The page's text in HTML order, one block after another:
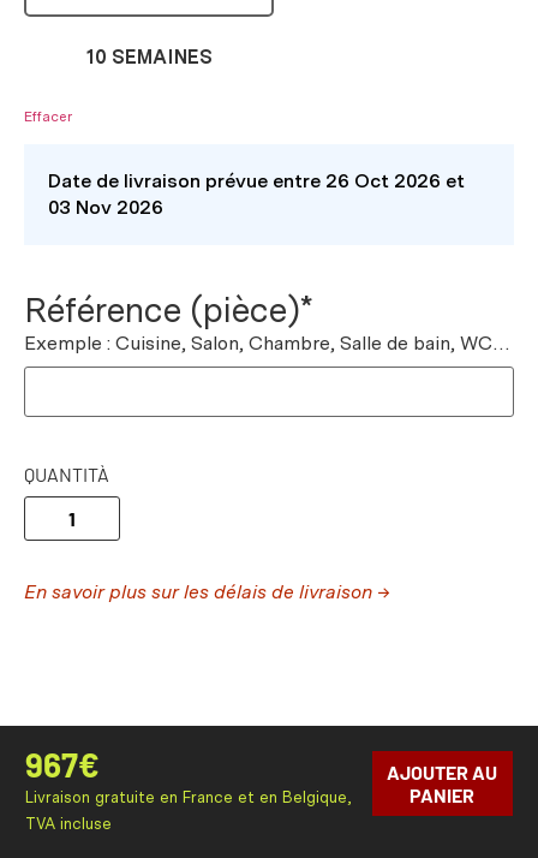
10 SEMAINES
Effacer
Date de livraison prévue entre 26 Oct 2026 et
03 Nov 2026
Référence (pièce)*
Exemple : Cuisine, Salon, Chambre, Salle de bain, WC…
QUANTITÀ
En savoir plus sur les délais de livraison →
967€
Livraison gratuite en France et en Belgique,
TVA incluse
AJOUTER AU
PANIER